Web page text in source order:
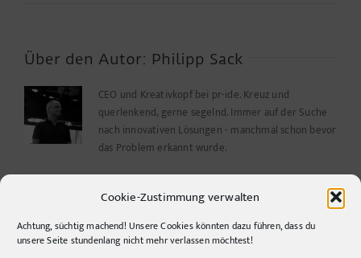
Cookie-Zustimmung verwalten
Achtung, süchtig machend! Unsere Cookies könnten dazu führen, dass du
unsere Seite stundenlang nicht mehr verlassen möchtest!
Fisch
Über den Autor: Philipp Sack
CEO und Kreativkopf bei pr-ide. Kreuz und
querlenkend, gerne segelnd. Immer auf der Suche
nach innovativen Lösungen - manchmal schon bevor
das Problem erkannt wurde.